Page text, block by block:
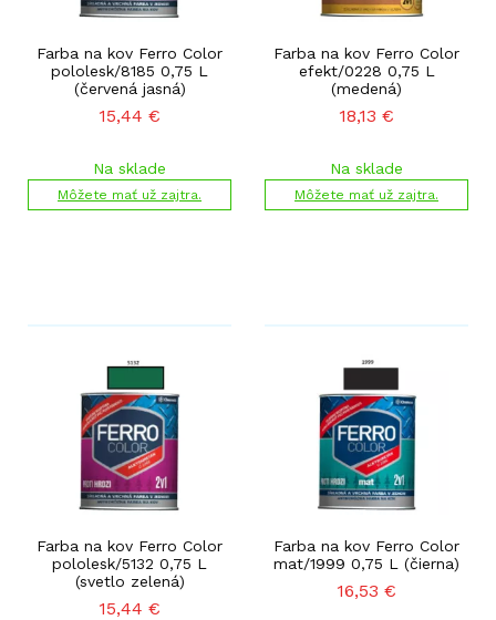
Farba na kov Ferro Color
pololesk/8185 0,75 L
(červená jasná)
15,44 €
Na sklade
Môžete mať už zajtra.
Farba na kov Ferro Color
efekt/0228 0,75 L
(medená)
18,13 €
Na sklade
Môžete mať už zajtra.
Farba na kov Ferro Color
pololesk/5132 0,75 L
(svetlo zelená)
15,44 €
Farba na kov Ferro Color
mat/1999 0,75 L (čierna)
16,53 €